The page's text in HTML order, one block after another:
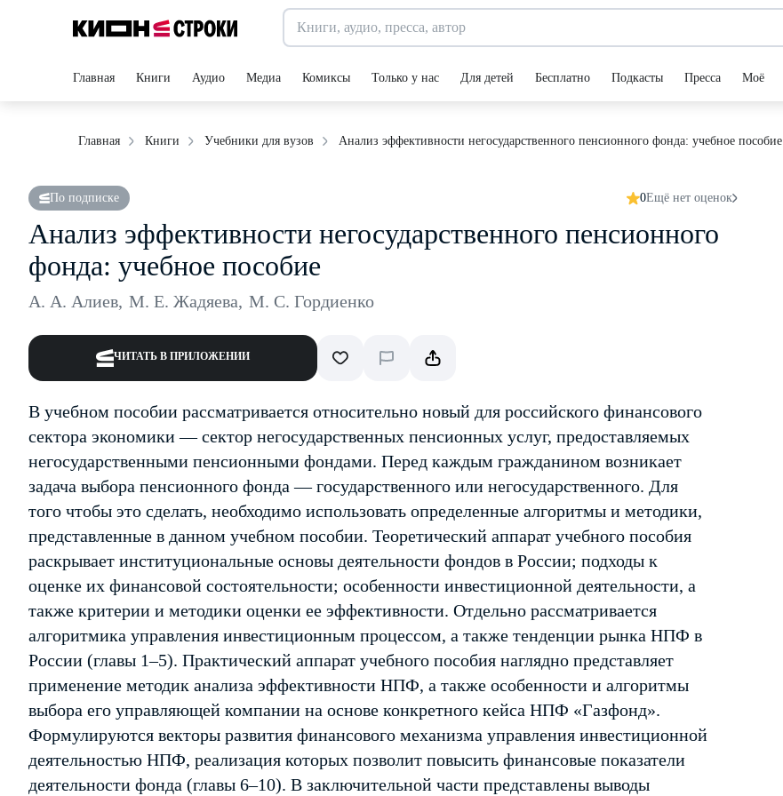
Главная Книги Аудио Медиа Комиксы Только у нас Для детей Бесплатно Подкасты Пресса Моё
Главная Книги Учебники для вузов Анализ эффективности негосударственного пенсионного фонда: учебное пособие
По подписке 0Ещё нет оценок
Анализ эффективности негосударственного пенсионного
фонда: учебное пособие
А. А. Алиев, М. Е. Жадяева, М. С. Гордиенко
ЧИТАТЬ В ПРИЛОЖЕНИИ
В учебном пособии рассматривается относительно новый для российского финансового
сектора экономики — сектор негосударственных пенсионных услуг, предоставляемых
негосударственными пенсионными фондами. Перед каждым гражданином возникает
задача выбора пенсионного фонда — государственного или негосударственного. Для
того чтобы это сделать, необходимо использовать определенные алгоритмы и методики,
представленные в данном учебном пособии. Теоретический аппарат учебного пособия
раскрывает институциональные основы деятельности фондов в России; подходы к
оценке их финансовой состоятельности; особенности инвестиционной деятельности, а
также критерии и методики оценки ее эффективности. Отдельно рассматривается
алгоритмика управления инвестиционным процессом, а также тенденции рынка НПФ в
России (главы 1–5). Практический аппарат учебного пособия наглядно представляет
применение методик анализа эффективности НПФ, а также особенности и алгоритмы
выбора его управляющей компании на основе конкретного кейса НПФ «Газфонд».
Формулируются векторы развития финансового механизма управления инвестиционной
деятельностью НПФ, реализация которых позволит повысить финансовые показатели
деятельности фонда (главы 6–10). В заключительной части представлены выводы